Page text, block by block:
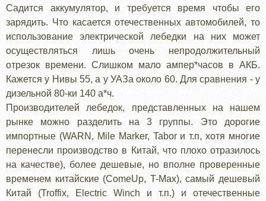
Садится аккумулятор, и требуется время чтобы его
зарядить. Что касается отечественных автомобилей, то
использование электрической лебедки на них может
осуществляться лишь очень непродолжительный
отрезок времени. Слишком мало ампер*часов в АКБ.
Кажется у Нивы 55, а у УАЗа около 60. Для сравнения - у
дизельной 80-ки 140 а*ч.
Производителей лебедок, представленных на нашем
рынке можно разделить на 3 группы. Это дорогие
импортные (WARN, Mile Marker, Tabor и т.п, хотя многие
перенесли производство в Китай, что плохо отразилось
на качестве), более дешевые, но вполне проверенные
временем китайские (ComeUp, T-Max), самый дешевый
Китай (Troffix, Electric Winch и т.п.) и отечественные